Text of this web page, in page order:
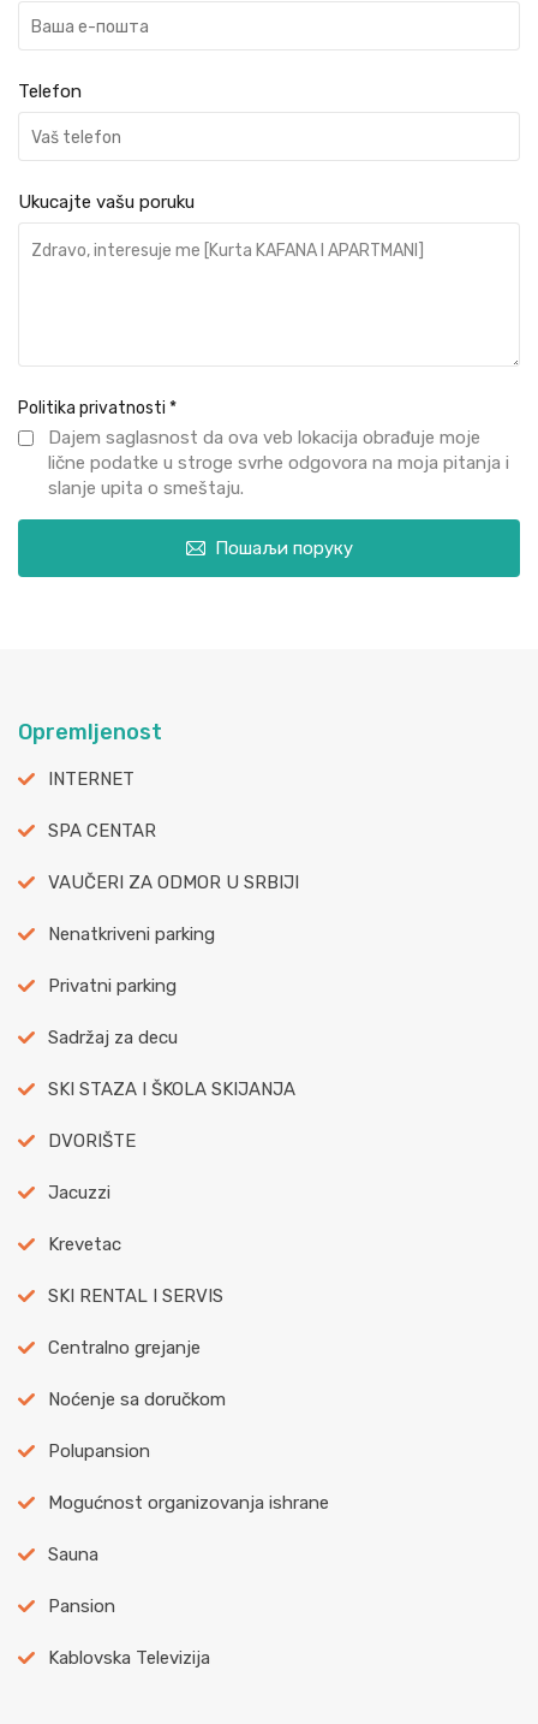
Telefon
Ukucajte vašu poruku
Politika privatnosti *
Dajem saglasnost da ova veb lokacija obrađuje moje
lične podatke u stroge svrhe odgovora na moja pitanja i
slanje upita o smeštaju.
Пошаљи поруку
Opremljenost
INTERNET
SPA CENTAR
VAUČERI ZA ODMOR U SRBIJI
Nenatkriveni parking
Privatni parking
Sadržaj za decu
SKI STAZA I ŠKOLA SKIJANJA
DVORIŠTE
Jacuzzi
Krevetac
SKI RENTAL I SERVIS
Centralno grejanje
Noćenje sa doručkom
Polupansion
Mogućnost organizovanja ishrane
Sauna
Pansion
Kablovska Televizija